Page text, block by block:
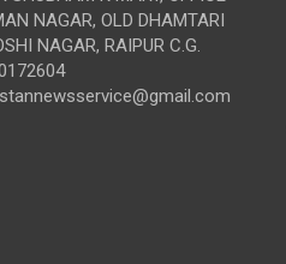
NAGAR, OLD DHAMTARI
NAGAR, RAIPUR C.G.